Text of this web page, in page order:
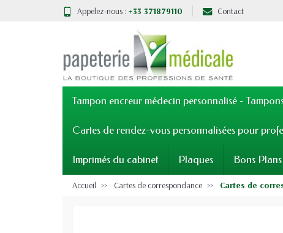
Appelez-nous : +33 371879110 Contact
Tampon encreur médecin personnalisé -
Cartes de rendez-vous personnalisées pour
Imprimés du cabinet Plaques Bons Plans
Accueil Cartes de correspondance Cartes de